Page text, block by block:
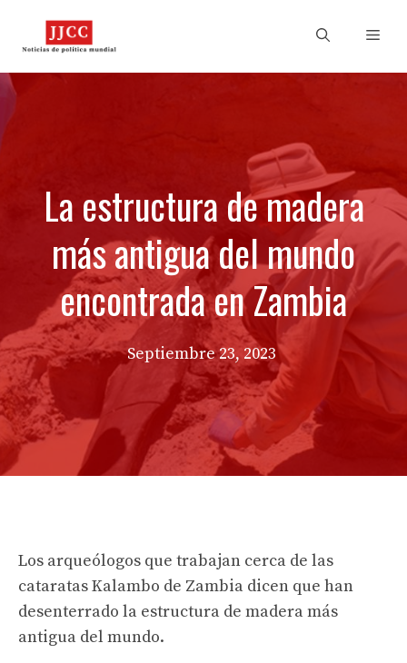
La estructura de madera
más antigua del mundo
encontrada en Zambia
Septiembre 23, 2023
Los arqueólogos que trabajan cerca de las
cataratas Kalambo de Zambia dicen que han
desenterrado la estructura de madera más
antigua del mundo.